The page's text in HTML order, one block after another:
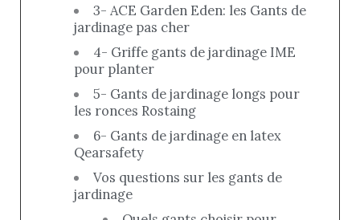
3- ACE Garden Eden: les Gants de
jardinage pas cher
4- Griffe gants de jardinage IME
pour planter
5- Gants de jardinage longs pour
les ronces Rostaing
6- Gants de jardinage en latex
Qearsafety
Vos questions sur les gants de
jardinage